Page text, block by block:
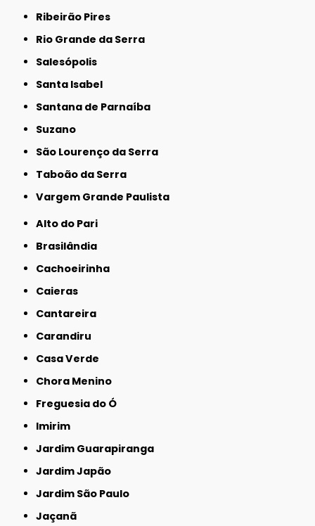
Ribeirão Pires
Rio Grande da Serra
Salesópolis
Santa Isabel
Santana de Parnaíba
Suzano
São Lourenço da Serra
Taboão da Serra
Vargem Grande Paulista
Alto do Pari
Brasilândia
Cachoeirinha
Caieras
Cantareira
Carandiru
Casa Verde
Chora Menino
Freguesia do Ó
Imirim
Jardim Guarapiranga
Jardim Japão
Jardim São Paulo
Jaçanã